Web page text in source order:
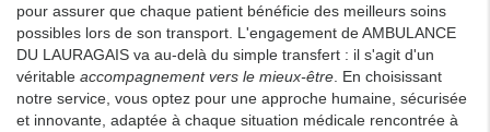
pour assurer que chaque patient bénéficie des meilleurs soins
possibles lors de son transport. L'engagement de AMBULANCE
DU LAURAGAIS va au-delà du simple transfert : il s'agit d'un
véritable accompagnement vers le mieux-être . En choisissant
notre service, vous optez pour une approche humaine, sécurisée
et innovante, adaptée à chaque situation médicale rencontrée à